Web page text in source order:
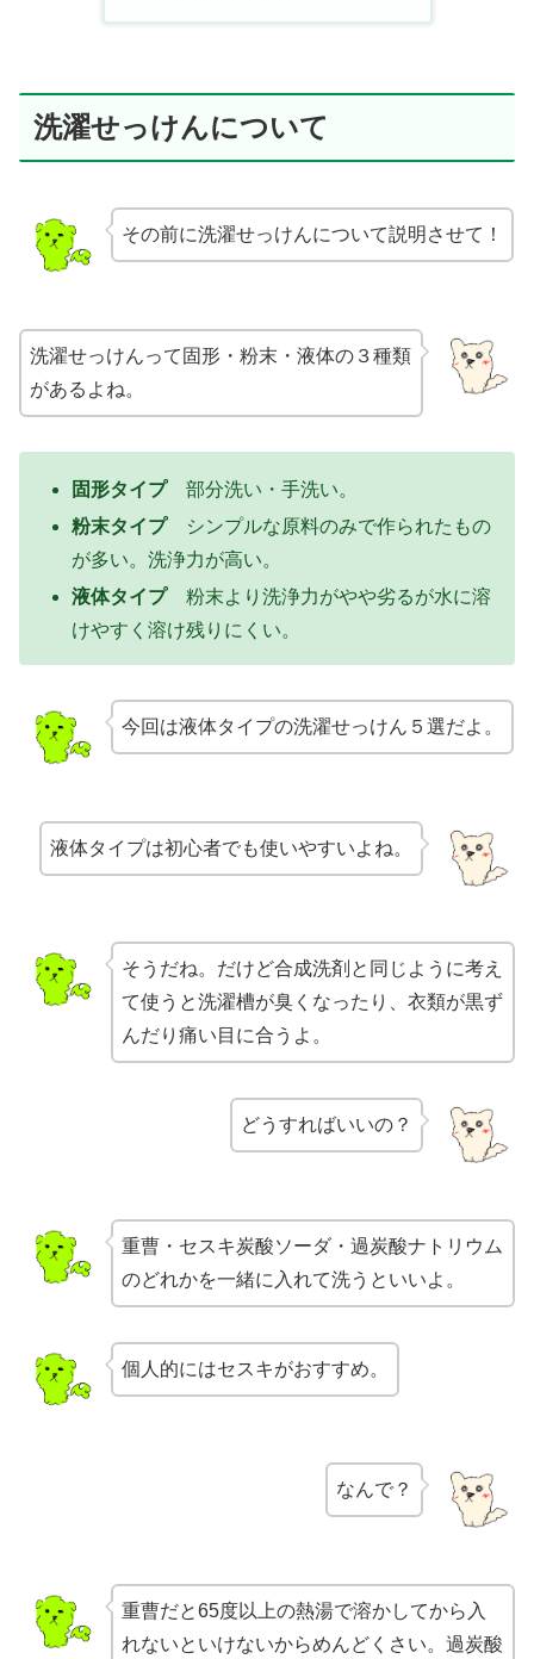
洗濯せっけんについて
その前に洗濯せっけんについて説明させて！
洗濯せっけんって固形・粉末・液体の３種類
があるよね。
固形タイプ部分洗い・手洗い。
粉末タイプシンプルな原料のみで作られたもの
が多い。洗浄力が高い。
液体タイプ粉末より洗浄力がやや劣るが水に溶
けやすく溶け残りにくい。
今回は液体タイプの洗濯せっけん５選だよ。
液体タイプは初心者でも使いやすいよね。
そうだね。だけど合成洗剤と同じように考え
て使うと洗濯槽が臭くなったり、衣類が黒ず
んだり痛い目に合うよ。
どうすればいいの？
重曹・セスキ炭酸ソーダ・過炭酸ナトリウム
のどれかを一緒に入れて洗うといいよ。
個人的にはセスキがおすすめ。
なんで？
重曹だと65度以上の熱湯で溶かしてから入
れないといけないからめんどくさい。過炭酸